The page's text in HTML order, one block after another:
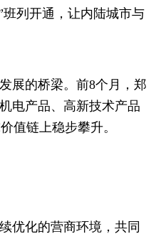
列开通，让内陆城市与
的桥梁。前8个月，郑
电产品、高新技术产品
值链上稳步攀升。
化的营商环境，共同